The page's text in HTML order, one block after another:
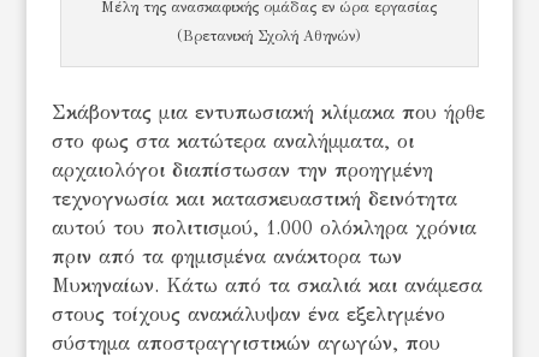
Mέλη της ανασκαφικής ομάδας εν ώρα εργασίας
(Βρετανική Σχολή Αθηνών)
Σκάβοντας μια εντυπωσιακή κλίμακα που ήρθε
στο φως στα κατώτερα αναλήμματα, οι
αρχαιολόγοι διαπίστωσαν την προηγμένη
τεχνογνωσία και κατασκευαστική δεινότητα
αυτού του πολιτισμού, 1.000 ολόκληρα χρόνια
πριν από τα φημισμένα ανάκτορα των
Μυκηναίων. Κάτω από τα σκαλιά και ανάμεσα
στους τοίχους ανακάλυψαν ένα εξελιγμένο
σύστημα αποστραγγιστικών αγωγών, που